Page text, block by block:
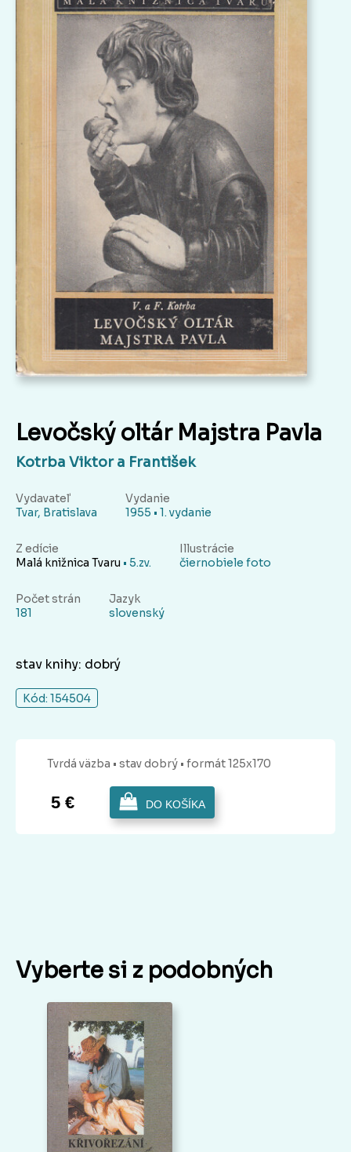
Levočský oltár Majstra Pavla
Kotrba Viktor a František
Vydavateľ
Tvar, Bratislava
Vydanie
1955 • 1. vydanie
Z edície
Malá knižnica Tvaru • 5.zv.
Illustrácie
čiernobiele foto
Počet strán
181
Jazyk
slovenský
stav knihy: dobrý
Kód: 154504
Tvrdá väzba • stav dobrý • formát 125x170
5 € DO KOŠÍKA
Vyberte si z podobných